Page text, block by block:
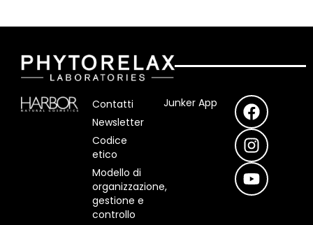
Contatti
Newsletter
Codice
etico
Modello di
organizzazione,
gestione e
controllo
Junker App F
a
c
e
b
o
o
I
n
s
t
a
g
r
Y
o
u
t
u
b
e